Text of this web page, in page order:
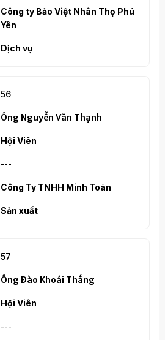
Công ty Bảo Việt Nhân Thọ Phú
Yên
Dịch vụ
56
Ông Nguyễn Văn Thạnh
Hội Viên
---
Công Ty TNHH Minh Toàn
Sản xuất
57
Ông Đào Khoái Thắng
Hội Viên
---